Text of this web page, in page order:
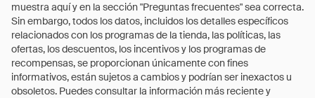
muestra aquí y en la sección "Preguntas frecuentes" sea correcta.
Sin embargo, todos los datos, incluidos los detalles específicos
relacionados con los programas de la tienda, las políticas, las
ofertas, los descuentos, los incentivos y los programas de
recompensas, se proporcionan únicamente con fines
informativos, están sujetos a cambios y podrían ser inexactos u
obsoletos. Puedes consultar la información más reciente y